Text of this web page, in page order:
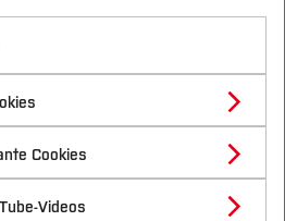
Prüfungen
Transfer
Transferprofil
Wirkung
Projektleitung
Cookies
Videos